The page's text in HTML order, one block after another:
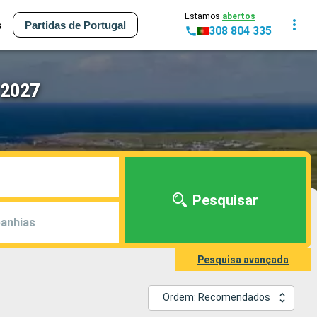
Partidas de Portugal
Estamos abertos
308 804 335
Pesquisar
Pesquisa avançada
Ordem: Recomendados